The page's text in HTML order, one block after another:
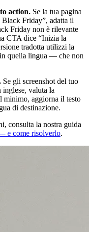
action. Se la tua pagina
Friday”, adatta il
Friday non è rilevante
CTA dice “Inizia la
tradotta utilizzi la
quella lingua — che non
Se gli screenshot del tuo
inglese, valuta la
minimo, aggiorna il testo
di destinazione.
consulta la nostra guida
e come risolverlo.